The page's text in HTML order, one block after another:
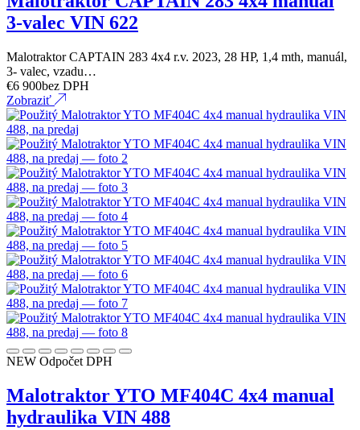
3-valec VIN 622
Malotraktor CAPTAIN 283 4x4 r.v. 2023, 28 HP, 1,4 mth, manuál,
3- valec, vzadu…
€6 900bez DPH
Zobraziť
NEW Odpočet DPH
Malotraktor YTO MF404C 4x4 manual
hydraulika VIN 488